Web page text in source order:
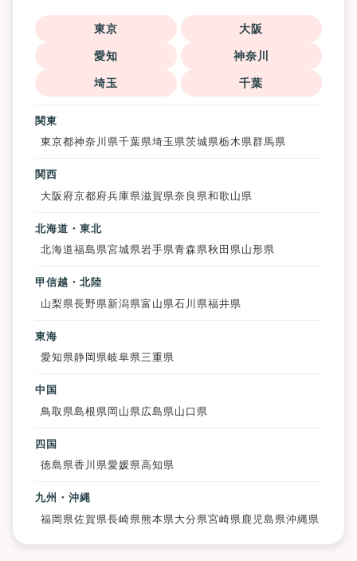
東京 大阪
愛知 神奈川
埼玉 千葉
関東
東京都神奈川県千葉県埼玉県茨城県栃木県群馬県
関西
大阪府京都府兵庫県滋賀県奈良県和歌山県
北海道・東北
北海道福島県宮城県岩手県青森県秋田県山形県
甲信越・北陸
山梨県長野県 新潟県富山県石川県福井県
東海
愛知県静岡県岐阜県三重県
中国
鳥取県島根県 岡山県 広島県 山口県
四国
徳島県香川県愛媛県高知県
九州・沖縄
福岡県佐賀県長崎県 熊本県 大分県宮崎県 鹿児島県沖縄県